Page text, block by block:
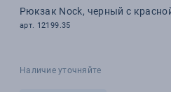
Рюкзак Nock, черный с
арт. 12199.35
Наличие уточняйте